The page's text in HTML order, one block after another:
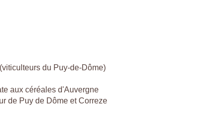
du Puy-de-Dôme)
aux céréales d'Auvergne
de Puy de Dôme et Correze